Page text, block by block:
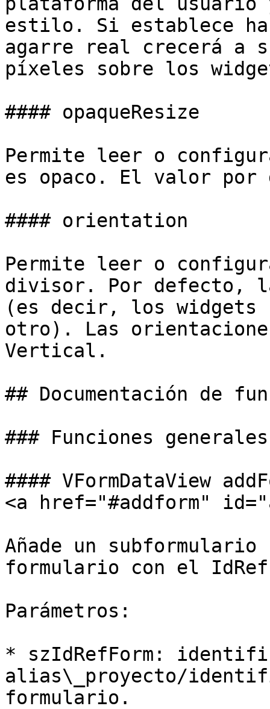
estilo. Si establece
agarre real crecerá a
píxeles sobre los
#### opaqueResize
Permite leer o
es opaco. El valor
#### orientation
Permite leer o
divisor. Por defecto,
(es decir, los widgets
otro). Las
Vertical.
## Documentación de
### Funciones generales
#### VFormDataView
<a href="#addform"
Añade un
formulario con el
Parámetros:
* szIdRefForm:
alias\_proyecto/
formulario.